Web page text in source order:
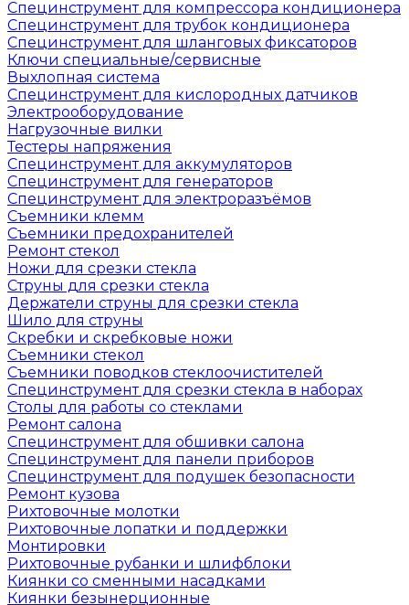
Специнструмент для компрессора кондиционера
Специнструмент для трубок кондиционера
Специнструмент для шланговых фиксаторов
Ключи специальные/сервисные
Выхлопная система
Специнструмент для кислородных датчиков
Электрооборудование
Нагрузочные вилки
Тестеры напряжения
Специнструмент для аккумуляторов
Специнструмент для генераторов
Специнструмент для электроразъёмов
Съемники клемм
Съемники предохранителей
Ремонт стекол
Ножи для срезки стекла
Струны для срезки стекла
Держатели струны для срезки стекла
Шило для струны
Скребки и скребковые ножи
Съемники стекол
Съемники поводков стеклоочистителей
Специнструмент для срезки стекла в наборах
Столы для работы со стеклами
Ремонт салона
Специнструмент для обшивки салона
Специнструмент для панели приборов
Специнструмент для подушек безопасности
Ремонт кузова
Рихтовочные молотки
Рихтовочные лопатки и поддержки
Монтировки
Рихтовочные рубанки и шлифблоки
Киянки со сменными насадками
Киянки безынерционные